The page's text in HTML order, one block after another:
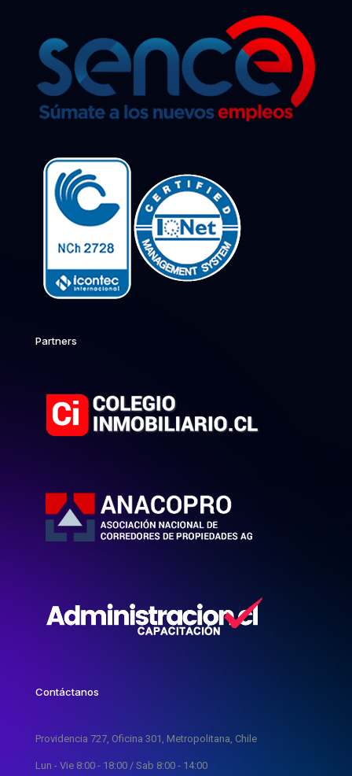
Partners
Contáctanos
Providencia 727, Oficina 301, Metropolitana, Chile
Lun - Vie 8:00 - 18:00 / Sab 8:00 - 14:00